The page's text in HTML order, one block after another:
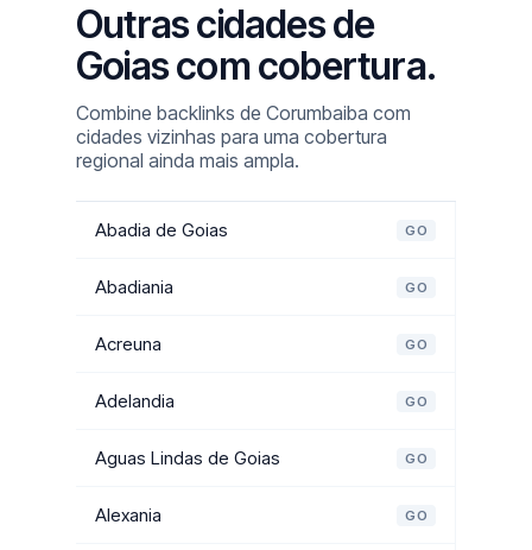
Outras cidades de
Goias com cobertura.
Combine backlinks de Corumbaiba com
cidades vizinhas para uma cobertura
regional ainda mais ampla.
Abadia de Goias GO
Abadiania GO
Acreuna GO
Adelandia GO
Aguas Lindas de Goias GO
Alexania GO